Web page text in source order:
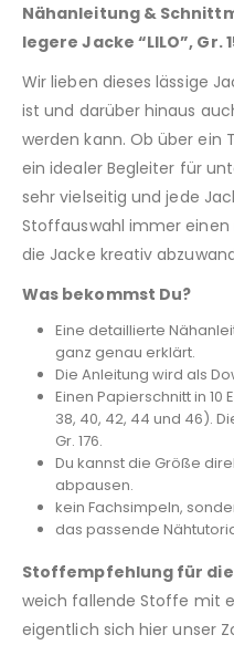
Nähanleitung &
legere Jacke “LILO”, Gr.
Wir lieben dieses lässige
ist und darüber hinaus
werden kann. Ob über ein
ein idealer Begleiter für
sehr vielseitig und jede
Stoffauswahl immer einen
die Jacke kreativ
Was bekommst Du?
Eine detaillierte
ganz genau erklärt.
Die Anleitung wird als
Einen Papierschnitt in 10
38, 40, 42, 44 und 46).
Gr. 176.
Du kannst die Größe
abpausen.
kein Fachsimpeln,
das passende
Stoffempfehlung für
weich fallende Stoffe mit
eigentlich sich hier unser